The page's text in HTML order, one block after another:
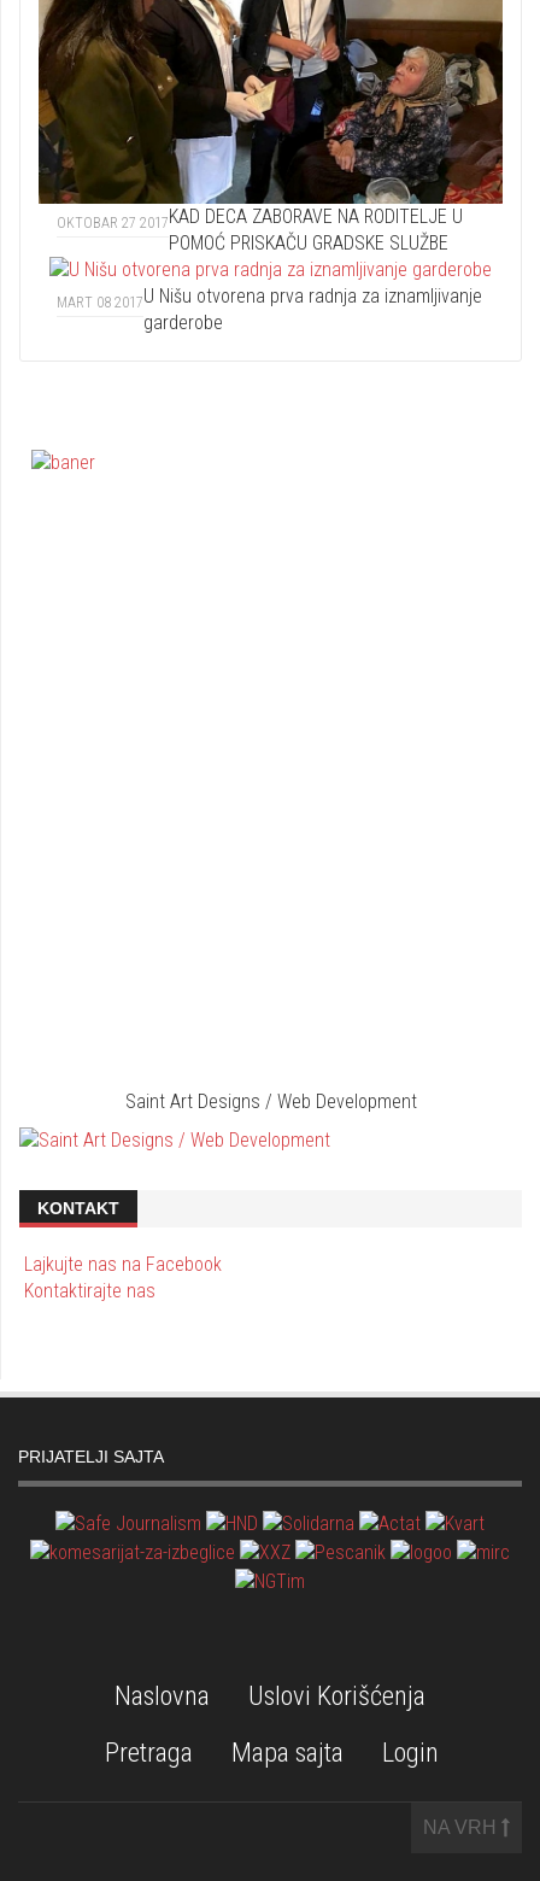
OKTOBAR 27 2017KAD DECA ZABORAVE NA RODITELJE U
POMOĆ PRISKAČU GRADSKE SLUŽBE
MART 08 2017U Nišu otvorena prva radnja za iznamljivanje
garderobe
Saint Art Designs / Web Development
KONTAKT
Lajkujte nas na Facebook
Kontaktirajte nas
PRIJATELJI SAJTA
Naslovna
Uslovi Korišćenja
Pretraga
Mapa sajta Login
NA VRH